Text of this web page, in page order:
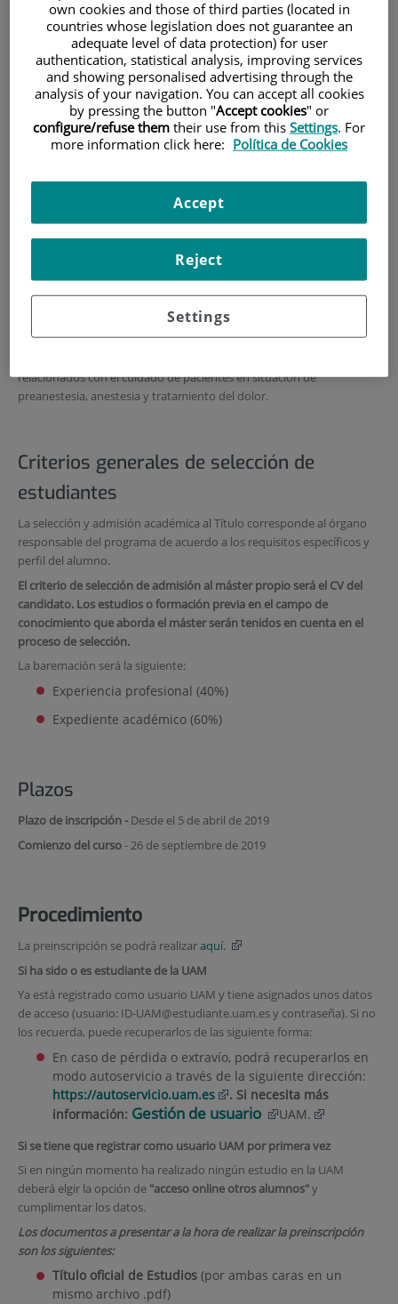
Preinscripción, admisión y
matrícula
Requisitos de acceso y condiciones
Por las características del máster propuesto,es un requisito de
acceso estar en posesión del Título Oficial de
Serán méritos complementarios los que provienen de un curriculum
relacionado con actividades vinculadas a la asistencia del paciente en
unidades/ consultas del dolor, consultas de preanestesia/ anestesia,
unidades de recuperación anestésica y de reanimación.
El máster va, por tanto, dirigido a estudiantes con formación en
Enfermería acreditada (título universitario oficial español u otro
expedido por una institución de educación superior perteneciente a
otro Estado integrante del Espacio Europeo de Educación Superior
que faculte en el mismo para el acceso a enseñanzas de Máster) y
relacionados con el cuidado de pacientes en situación de
preanestesia, anestesia y tratamiento del dolor.
Criterios generales de selección de
estudiantes
La selección y admisión académica al Título corresponde al órgano
responsable del programa de acuerdo a los requisitos específicos y
perfil del alumno.
El criterio de selección de admisión al máster propio será el CV del
candidato. Los estudios o formación previa en el campo de
conocimiento que aborda el máster serán tenidos en cuenta en el
proceso de selección.
La baremación será la siguiente:
Experiencia profesional (40%)
Expediente académico (60%)
Plazos
Plazo de inscripción - Desde el 5 de abril de 2019
Comienzo del curso- 26 de septiembre de 2019
Procedimiento
La preinscripción se podrá realizaraquí.
Si ha sido o es estudiante de la UAM
Ya está registrado como usuario UAM y tiene asignados unos datos
de acceso (usuario: ID-UAM@estudiante.uam.es y contraseña). Si no
los recuerda, puede recuperarlos de las siguiente forma:
En caso de pérdida o extravío, podrá recuperarlos en
modo autoservicio a través de la siguiente dirección:
https://autoservicio.uam.es
. Si necesita más
información: Gestión de usuario UAM.
Si se tiene que registrar como usuario UAM por primera vez
Si en ningún momento ha realizado ningún estudio en la UAM
deberá elgir la opción de "acceso online otros alumnos"y
cumplimentar los datos.
Los documentos a presentar a la hora de realizar la preinscripción
son los siguientes:
Título oficial de Estudios (por ambas caras en un
mismo archivo .pdf)
own cookies and those of third parties (located in
countries whose legislation does not guarantee an
adequate level of data protection) for user
authentication, statistical analysis, improving services
and showing personalised advertising through the
analysis of your navigation. You can accept all cookies
by pressing the button "Accept cookies" or
configure/refuse them their use from this Settings. For
more information click here: Política de Cookies
Settings
Reject
Accept